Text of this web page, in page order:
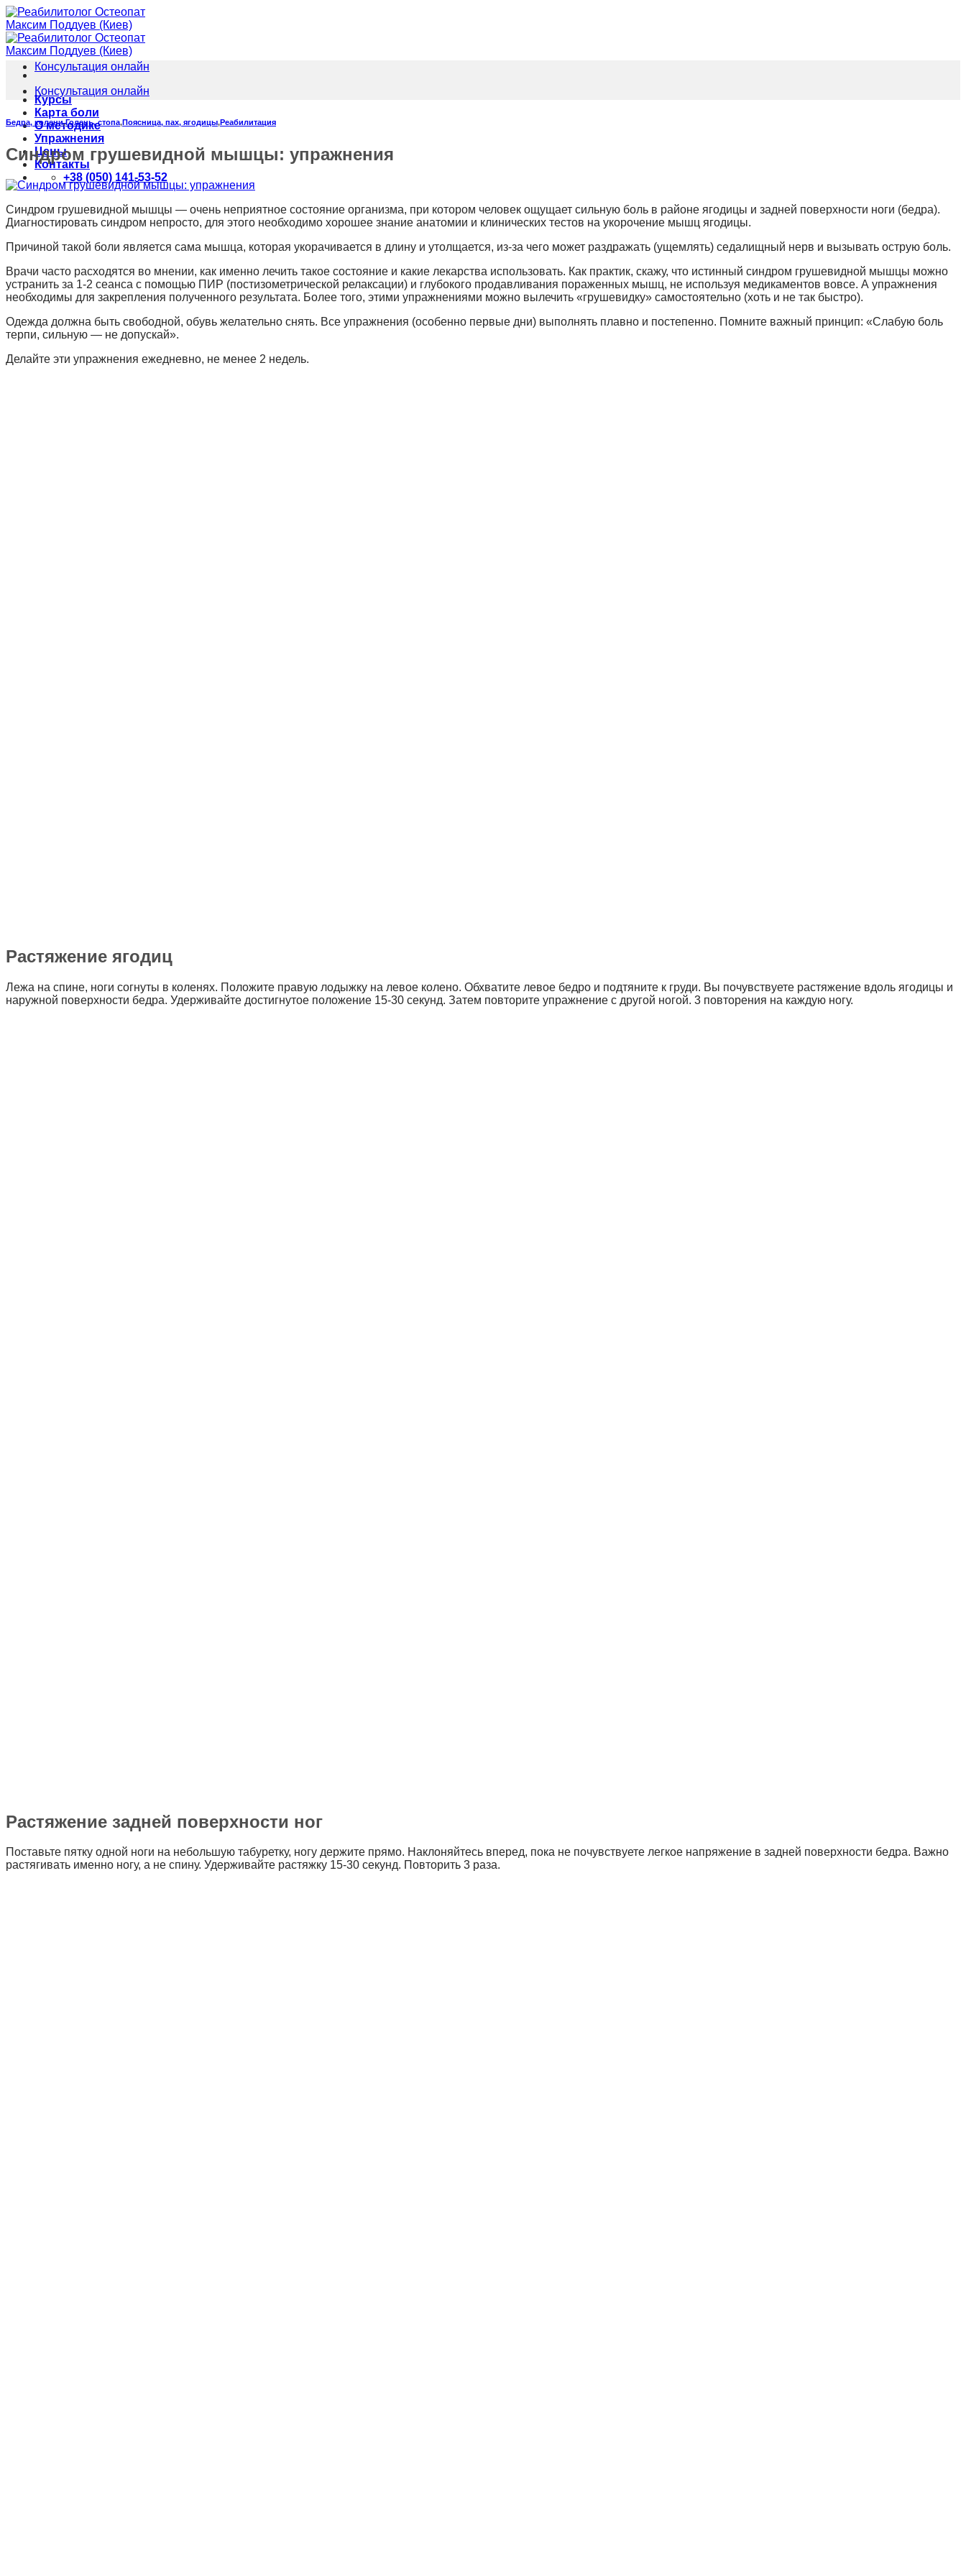
Skip
to
content
Курсы
Карта боли
О методике
Упражнения
Цены
Контакты
+38 (050) 141-53-52
Консультация онлайн
Консультация онлайн
Бедра, колени,Голень, стопа,Поясница, пах, ягодицы,Реабилитация
Синдром грушевидной мышцы: упражнения
Синдром грушевидной мышцы — очень неприятное состояние организма, при котором человек ощущает сильную боль в районе ягодицы и задней поверхности ноги (бедра).
Диагностировать синдром непросто, для этого необходимо хорошее знание анатомии и клинических тестов на укорочение мышц ягодицы.
Причиной такой боли является сама мышца, которая укорачивается в длину и утолщается, из-за чего может раздражать (ущемлять) седалищный нерв и вызывать острую боль.
Врачи часто расходятся во мнении, как именно лечить такое состояние и какие лекарства использовать. Как практик, скажу, что истинный синдром грушевидной мышцы можно
устранить за 1-2 сеанса с помощью ПИР (постизометрической релаксации) и глубокого продавливания пораженных мышц, не используя медикаментов вовсе. А упражнения
необходимы для закрепления полученного результата. Более того, этими упражнениями можно вылечить «грушевидку» самостоятельно (хоть и не так быстро).
Одежда должна быть свободной, обувь желательно снять. Все упражнения (особенно первые дни) выполнять плавно и постепенно. Помните важный принцип: «Слабую боль
терпи, сильную — не допускай».
Делайте эти упражнения ежедневно, не менее 2 недель.
Растяжение ягодиц
Лежа на спине, ноги согнуты в коленях. Положите правую лодыжку на левое колено. Обхватите левое бедро и подтяните к груди. Вы почувствуете растяжение вдоль ягодицы и
наружной поверхности бедра. Удерживайте достигнутое положение 15-30 секунд. Затем повторите упражнение с другой ногой. 3 повторения на каждую ногу.
Растяжение задней поверхности ног
Поставьте пятку одной ноги на небольшую табуретку, ногу держите прямо. Наклоняйтесь вперед, пока не почувствуете легкое напряжение в задней поверхности бедра. Важно
растягивать именно ногу, а не спину. Удерживайте растяжку 15-30 секунд. Повторить 3 раза.